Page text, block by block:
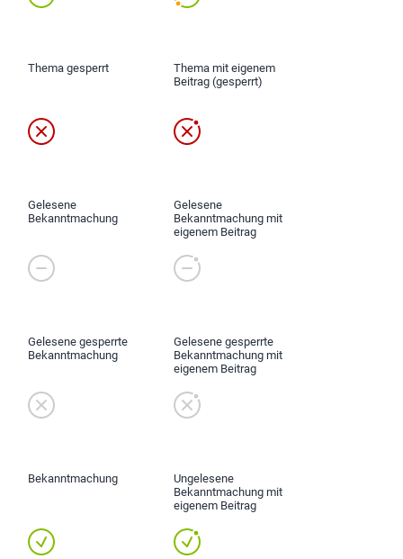
Thema gesperrt
Thema mit eigenem
Beitrag (gesperrt)
Gelesene
Bekanntmachung
Gelesene
Bekanntmachung mit
eigenem Beitrag
Gelesene gesperrte
Bekanntmachung
Gelesene gesperrte
Bekanntmachung mit
eigenem Beitrag
Bekanntmachung
Ungelesene
Bekanntmachung mit
eigenem Beitrag